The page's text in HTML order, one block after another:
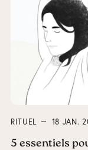
RITUEL 18 JAN.
5 essentiels